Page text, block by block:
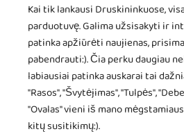
Kai tik lankausi Druskininkuose,
parduotuvę. Galima užsisakyti ir
patinka apžiūrėti naujienas,
pabendrauti:). Čia perku daugiau
labiausiai patinka auskarai tai
"Rasos", "Švytėjimas", "Tulpės",
"Ovalas" vieni iš mano
kitų susitikimų:).